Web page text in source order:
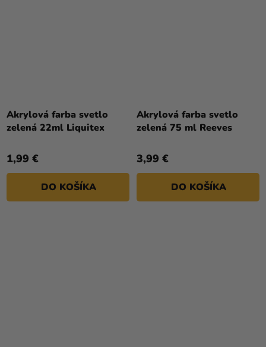
Akrylová farba svetlo
zelená 22ml Liquitex
1,99 €
DO KOŠÍKA
Akrylová farba svetlo
zelená 75 ml Reeves
3,99 €
DO KOŠÍKA